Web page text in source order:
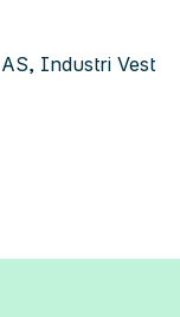
Industri Vest